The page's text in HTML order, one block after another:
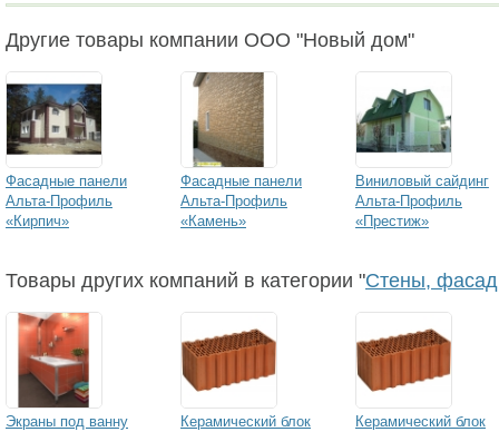
Другие товары компании ООО "Новый дом"
Фасадные панели
Альта-Профиль
«Кирпич»
Фасадные панели
Альта-Профиль
«Камень»
Виниловый сайдинг
Альта-Профиль
«Престиж»
Товары других компаний в категории "Стены,
Экраны под ванну
Керамический блок
Керамический блок